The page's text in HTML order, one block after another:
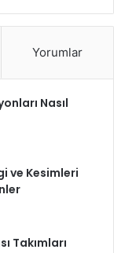
Yorumlar
Nasıl
ve Kesimleri
Takımları